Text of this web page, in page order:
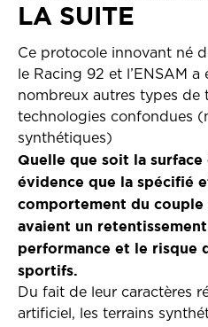
LA SUITE
Ce protocole innovant né
le Racing 92 et l’ENSAM
nombreux autres types de
technologies confondues
synthétiques)
Quelle que soit la
évidence que la spécifié
comportement du couple
avaient un
performance et le risque
sportifs.
Du fait de leur caractères
artificiel, les terrains